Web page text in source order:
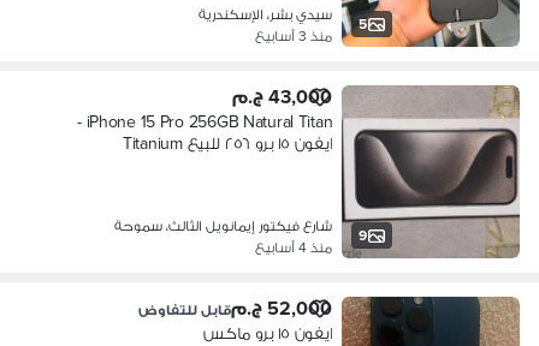
5
سيدي بشر، الإسكندرية
منذ 3 أسابيع
9
43,000 ج.م
iPhone 15 Pro 256GB Natural Titan -
ايفون ١٥ برو ٢٥٦ للبيع Titanium
شارع فيكتور إيمانويل الثالث، سموحة
منذ 4 أسابيع
52,000 ج.م قابل للتفاوض
ايفون ١٥ برو ماكس